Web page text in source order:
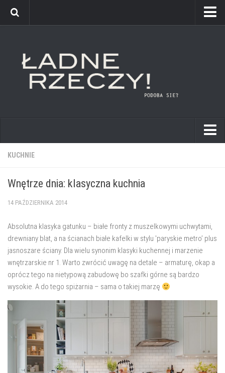
kuchnie
pokoje dziecięce
salon
Przedpokój
Balkon
Domowe biuro
zakupy
zrób to sam!
wnętrze dnia
GWIAZDKA
KUCHNIE
Wnętrze dnia: klasyczna kuchnia
14 PAŹDZIERNIKA 2014
Absolutna klasyka gatunku – białe fronty z muszelkowymi uchwytami,
drewniany blat, a na ścianach białe kafelki w stylu 'paryskie metro’ plus
jasnoszare ściany. Dla wielu synonim klasyki kuchennej i marzenie
wnętrzarskie nr 1. Warto zwrócić uwagę na detale – armaturę, okap a
oprócz tego na nietypową zabudowę bo szafki górne są bardzo
wysokie. A do tego spiżarnia – sama o takiej marzę